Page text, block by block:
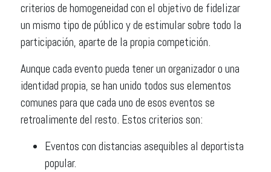
criterios de homogeneidad con el objetivo de fidelizar
un mismo tipo de público y de estimular sobre todo la
participación, aparte de la propia competición.
Aunque cada evento pueda tener un organizador o una
identidad propia, se han unido todos sus elementos
comunes para que cada uno de esos eventos se
retroalimente del resto. Estos criterios son:
Eventos con distancias asequibles al deportista
popular.